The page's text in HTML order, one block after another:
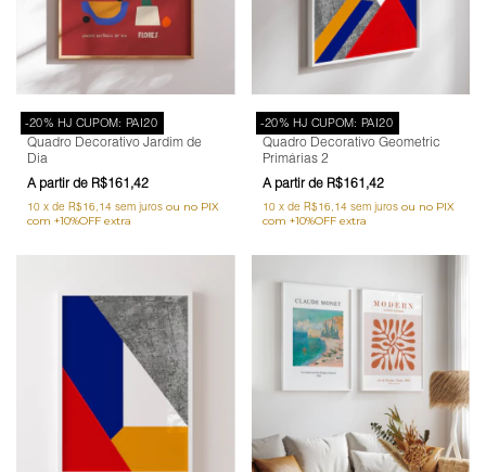
-20% HJ CUPOM: PAI20
Quadro Decorativo Jardim de
Dia
R$161,42
10 x de R$16,14 sem juros
-20% HJ CUPOM: PAI20
Quadro Decorativo Geometric
Primárias 2
R$161,42
10 x de R$16,14 sem juros